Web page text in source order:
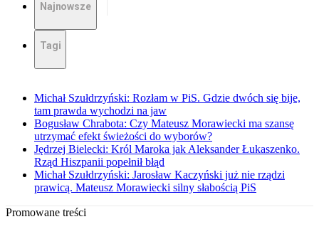
Najnowsze
Tagi
Michał Szułdrzyński: Rozłam w PiS. Gdzie dwóch się bije,
tam prawda wychodzi na jaw
Bogusław Chrabota: Czy Mateusz Morawiecki ma szansę
utrzymać efekt świeżości do wyborów?
Jędrzej Bielecki: Król Maroka jak Aleksander Łukaszenko.
Rząd Hiszpanii popełnił błąd
Michał Szułdrzyński: Jarosław Kaczyński już nie rządzi
prawicą. Mateusz Morawiecki silny słabością PiS
Promowane treści